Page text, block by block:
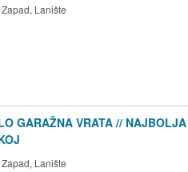
Lanište
GARAŽNA VRATA // NAJBOLJA
Lanište